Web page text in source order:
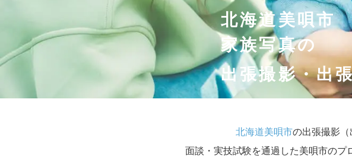
北海道美唄市
家族写真の
出張撮影・出
北海道美唄市の出張撮影
面談・実技試験を通過した美唄市のプ